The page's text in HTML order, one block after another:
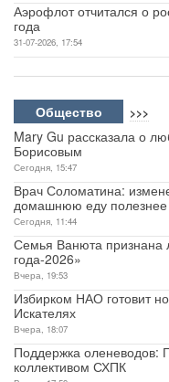
Аэрофлот отчитался о
года
31-07-2026, 17:54
Общество >>>
Mary Gu рассказала о
Борисовым
Сегодня, 15:47
Врач Соломатина:
домашнюю еду полезнее
Сегодня, 11:44
Семья Ванюта признана
года-2026»
Вчера, 19:53
Избирком НАО готовит
Искателях
Вчера, 18:07
Поддержка оленеводов:
коллективом СХПК